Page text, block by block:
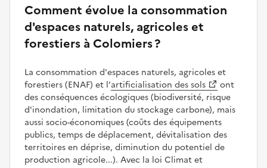
Comment évolue la consommation
d'espaces naturels, agricoles et
forestiers à Colomiers ?
La consommation d'espaces naturels, agricoles et
forestiers (ENAF) et l’artificialisation des sols
ont
des conséquences écologiques (biodiversité, risque
d'inondation, limitation du stockage carbone), mais
aussi socio-économiques (coûts des équipements
publics, temps de déplacement, dévitalisation des
territoires en déprise, diminution du potentiel de
production agricole...). Avec la loi Climat et